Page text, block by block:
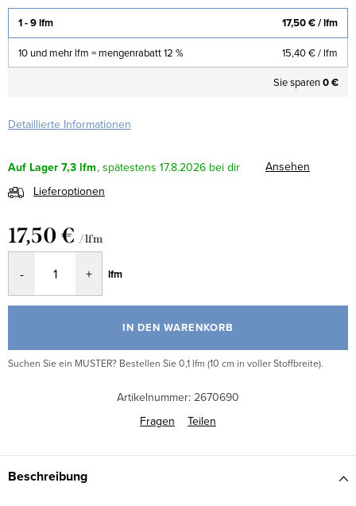
1 - 9 lfm 17,50 €/ lfm
10 und mehr lfm = mengenrabatt 12 % 15,40 €/ lfm
Sie sparen0 €
Detaillierte Informationen
Auf Lager7,3 lfm 17.8.2026
Ansehen
Lieferoptionen
17,50 € / lfm
lfm
IN DEN WARENKORB
Suchen Sie ein MUSTER? Bestellen Sie 0,1 lfm (10 cm in voller Stoffbreite).
Artikelnummer: 2670690
Fragen
Teilen
Beschreibung